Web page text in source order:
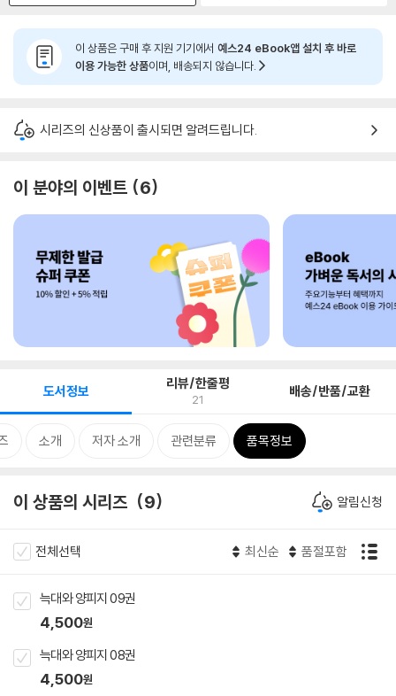
이 상품은 구매 후 지원 기기에서 예스24 eBook앱 설치 후 바로
이용 가능한 상품이며, 배송되지 않습니다.
시리즈의 신상품이 출시되면 알려드립니다.
이 분야의 이벤트 6
도서정보 리뷰/한줄평
21 배송/반품/교환
소개 저자 소개 관련분류 품목정보
이 상품의 시리즈 9 알림신청
전체선택 최신순 품절포함
늑대와 양피지 09권
4,500원
늑대와 양피지 08권
4,500원